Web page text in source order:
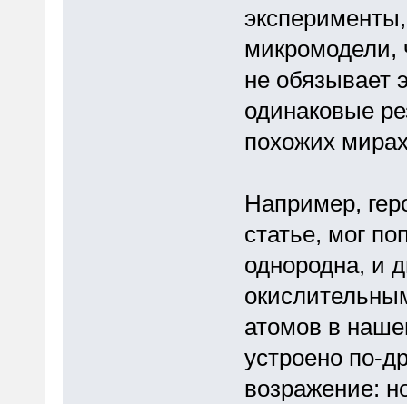
микромодели,
не обязывает
одинаковые
похожих
Например,
статье, мог
однородна, и
атомов в
устроено по-
возражение: